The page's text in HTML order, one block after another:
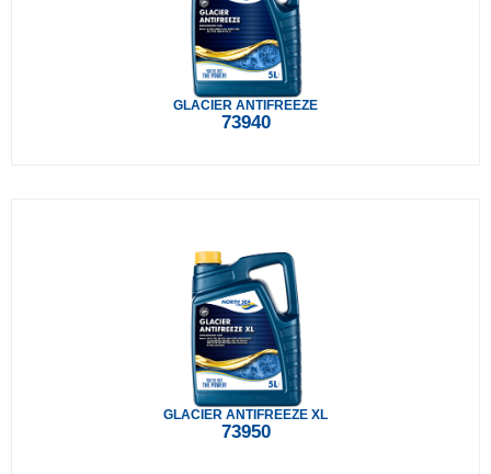
GLACIER ANTIFREEZE
73940
GLACIER ANTIFREEZE XL
73950